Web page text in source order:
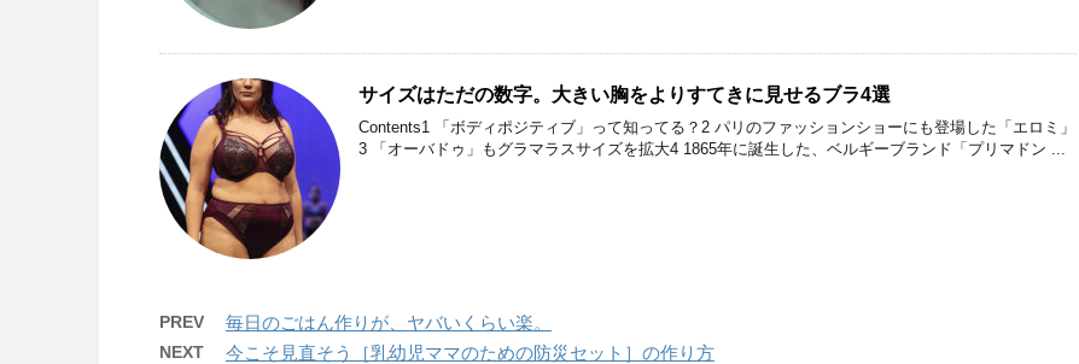
サイズはただの数字。大きい胸をよりすてきに見せるブラ4選
Contents1 「ボディポジティブ」って知ってる？2 パリのファッションショーにも登場した「エロミ」
3 「オーバドゥ」もグラマラスサイズを拡大4 1865年に誕生した、ベルギーブランド「プリマドン ...
PREV 毎日のごはん作りが、ヤバいくらい楽。
NEXT 今こそ見直そう［乳幼児ママのための防災セット］の作り方